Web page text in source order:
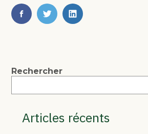
FaceBook
TwitterLinkedIn
Blog
sidebar
Rechercher
Articles récents